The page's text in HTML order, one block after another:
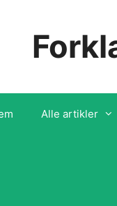
Alle artikler